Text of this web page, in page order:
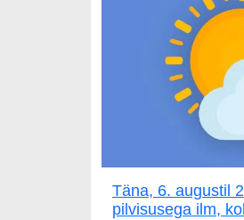
Täna, 6. augustil
pilvisusega ilm,